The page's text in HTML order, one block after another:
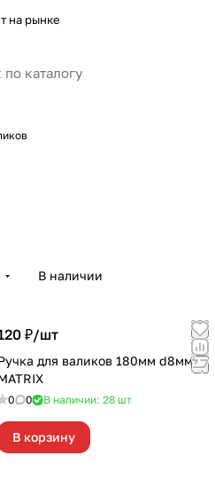
на рынке
В наличии
₽/шт
для валиков 180мм d8мм
0 0 В наличии: 28 шт
В корзину